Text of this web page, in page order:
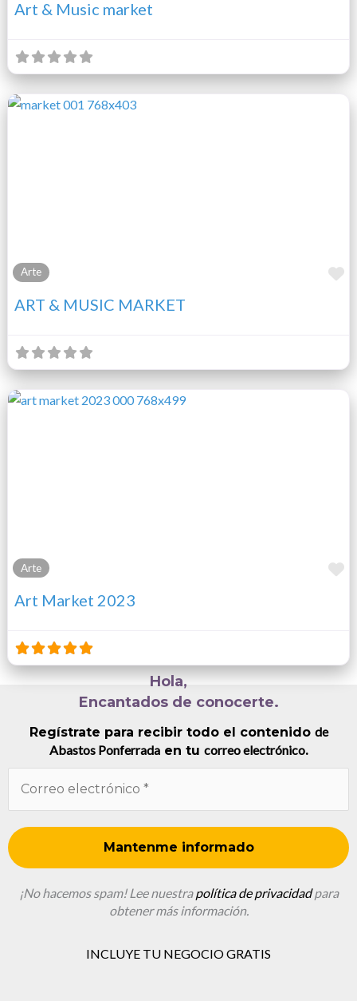
Art & Music market
Arte
ART & MUSIC MARKET
Arte
Art Market 2023
Hola,
Encantados de conocerte.
Regístrate para recibir todo el contenido de
Abastos Ponferradaen tu correo electrónico.
¡No hacemos spam! Lee nuestrapolítica de privacidadpara
obtener más información.
INCLUYE TU NEGOCIO GRATIS